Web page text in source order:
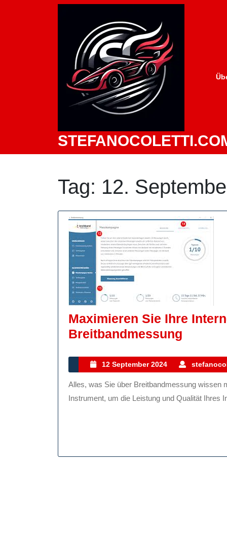
Tag: 12.
Maximieren Sie Ihre
Breitbandmessung
Ihre
Mit
12 September 2024
12
September
2024
Alles, was Sie über Breitbandmessung wissen müssen Die Breitbandmessung ist ein entscheidendes
Instrument, um die Leistung und Qualität Ihres